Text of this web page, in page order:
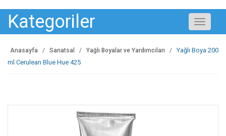
Kategoriler
Toggle
Anasayfa Sanatsal Yağlı Boyalar ve Yardımcıları
Yağlı Boya 200
ml Cerulean Blue Hue 425